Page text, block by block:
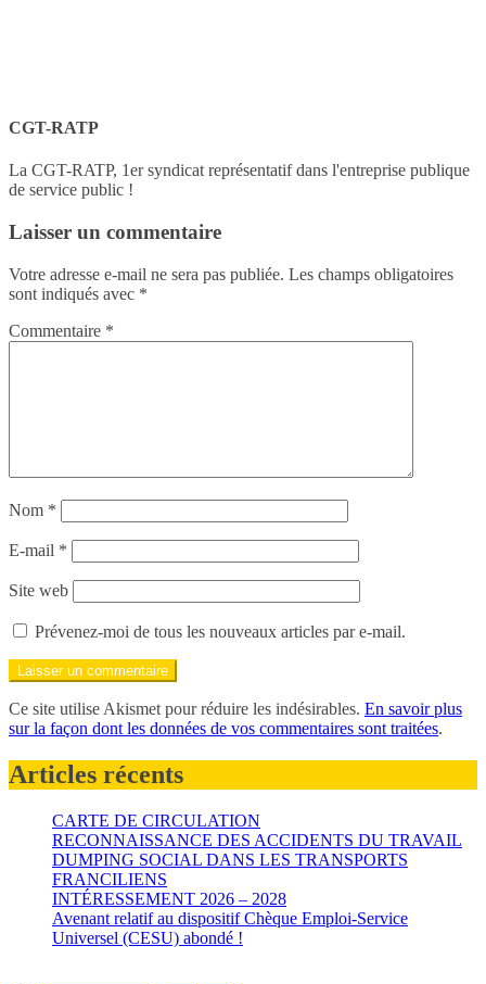
CGT-RATP
La CGT-RATP, 1er syndicat représentatif dans l'entreprise publique
de service public !
Laisser un commentaire
Votre adresse e-mail ne sera pas publiée. Les champs obligatoires
sont indiqués avec *
Commentaire *
Nom *
E-mail *
Site web
Prévenez-moi de tous les nouveaux articles par e-mail.
Ce site utilise Akismet pour réduire les indésirables. En savoir plus
sur la façon dont les données de vos commentaires sont traitées.
Articles récents
CARTE DE CIRCULATION
RECONNAISSANCE DES ACCIDENTS DU TRAVAIL
DUMPING SOCIAL DANS LES TRANSPORTS
FRANCILIENS
INTÉRESSEMENT 2026 – 2028
Avenant relatif au dispositif Chèque Emploi-Service
Universel (CESU) abondé !